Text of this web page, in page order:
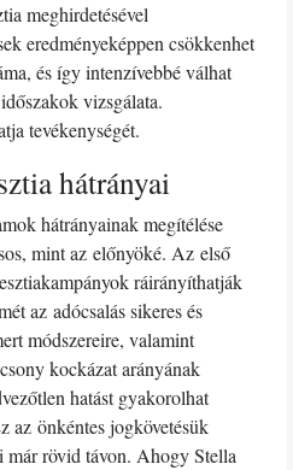
meghirdetésével
eredményeképpen csökkenhet
és így intenzívebbé válhat
vizsgálata.
tevékenységét.
hátrányai
hátrányainak megítélése
mint az előnyöké. Az első
ráirányíthatják
az adócsalás sikeres és
módszereire, valamint
kockázat arányának
hatást gyakorolhat
az önkéntes jogkövetésük
már rövid távon. Ahogy Stella